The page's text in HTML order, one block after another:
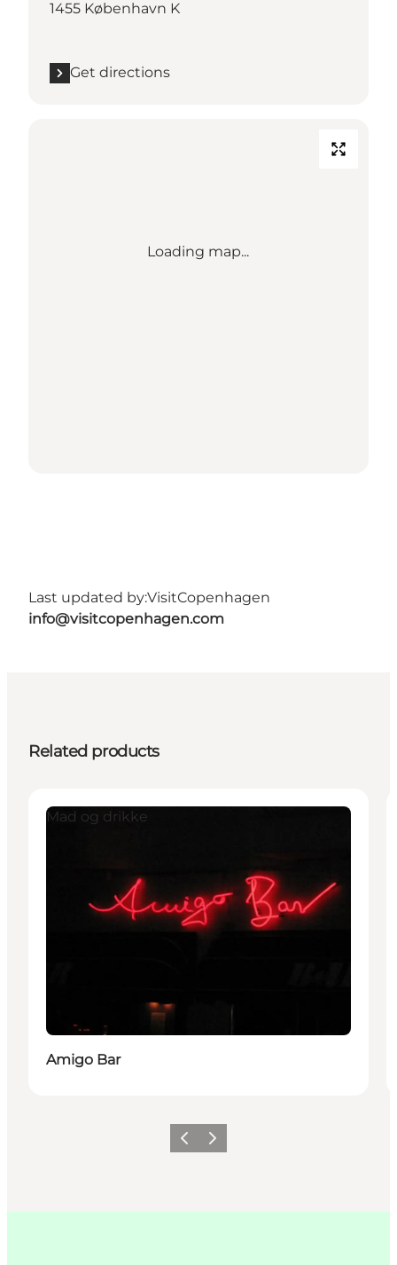
1455 København K
Get directions
Loading map...
Last updated by:VisitCopenhagen
info@visitcopenhagen.com
Related products
Mad og drikke
Amigo Bar
Previous
Next